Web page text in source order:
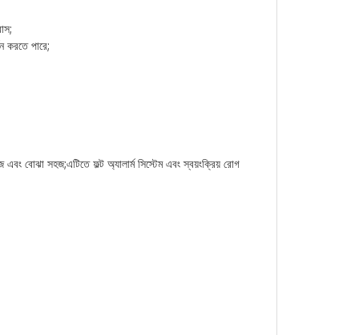
করতে পারে;
এবং বোঝা সহজ;এটিতে ফল্ট অ্যালার্ম সিস্টেম এবং স্বয়ংক্রিয় রোগ